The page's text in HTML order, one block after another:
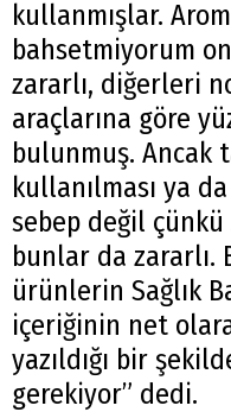
kullanmışlar.
bahsetmiyorum
zararlı, diğerleri
araçlarına göre
bulunmuş. Ancak
kullanılması ya
sebep değil çünkü
bunlar da zararlı.
ürünlerin Sağlık
içeriğinin net
yazıldığı bir
gerekiyor” dedi.
Arama